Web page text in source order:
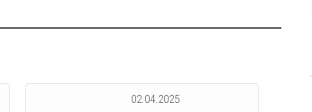
02.04.2025